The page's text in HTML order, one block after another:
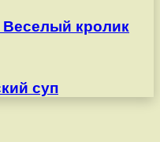
Веселый кролик
суп